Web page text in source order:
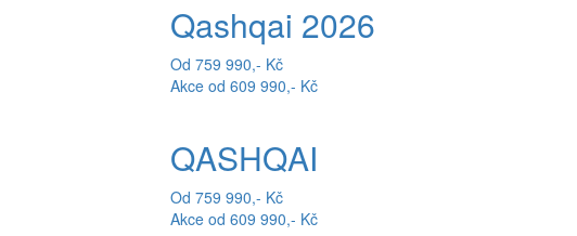
Qashqai 2026
Od 759 990,- Kč
Akce od 609 990,- Kč
QASHQAI
Od 759 990,- Kč
Akce od 609 990,- Kč